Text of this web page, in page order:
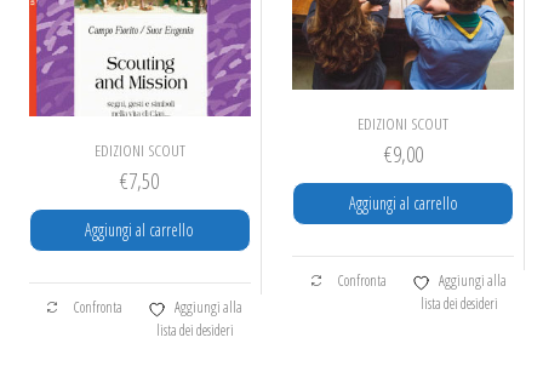
EDIZIONI SCOUT
€7,50
Aggiungi al carrello
Confronta
Aggiungi alla
lista dei desideri
EDIZIONI SCOUT
€9,00
Aggiungi al carrello
Confronta
Aggiungi alla
lista dei desideri